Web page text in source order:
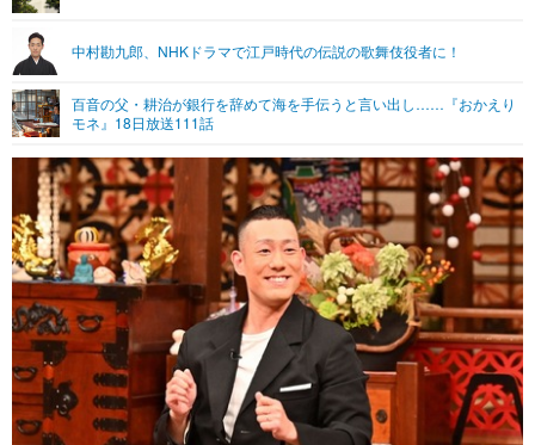
グラビア ブログ
ショッピング その他
プッシュ通知の停止方法
中村勘九郎、NHKドラマで江戸時代の伝説の歌舞伎役者に！
百音の父・耕治が銀行を辞めて海を手伝うと言い出し……『おかえり
モネ』18日放送111話